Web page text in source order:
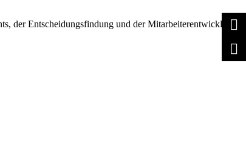
der Entscheidungsfindung und der Mitarbeiterentwicklung